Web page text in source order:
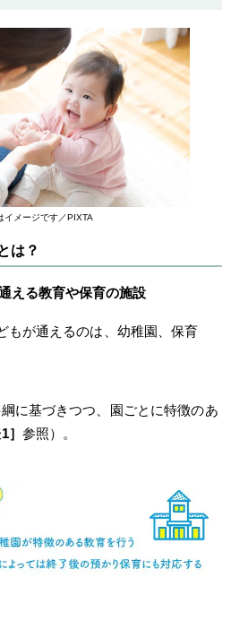
イメージです／PIXTA
は？
える教育や保育の施設
もが通えるのは、幼稚園、保育
に基づきつつ、園ごとに特徴のあ
］ 参照）。